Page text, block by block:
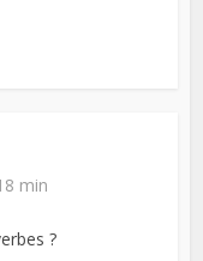
min
?